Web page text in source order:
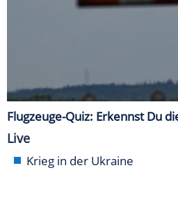
Flugzeuge-Quiz: Erkennst Du
Live
Krieg in der Ukraine